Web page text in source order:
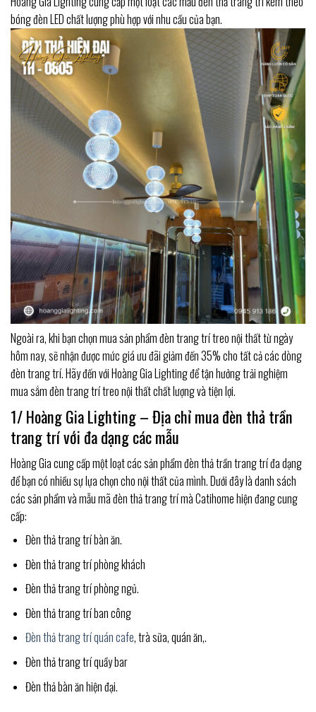
bóng đèn LED chất lượng phù hợp với nhu cầu của bạn.
Ngoài ra, khi bạn chọn mua sản phẩm đèn trang trí treo nội thất từ ngày
hôm nay, sẽ nhận được mức giá ưu đãi giảm đến 35% cho tất cả các dòng
đèn trang trí. Hãy đến với Hoàng Gia Lighting để tận hưởng trải nghiệm
mua sắm đèn trang trí treo nội thất chất lượng và tiện lợi.
1/ Hoàng Gia Lighting – Địa chỉ mua đèn thả trần
trang trí với đa dạng các mẫu
Hoàng Gia cung cấp một loạt các sản phẩm đèn thả trần trang trí đa dạng
để bạn có nhiều sự lựa chọn cho nội thất của mình. Dưới đây là danh sách
các sản phẩm và mẫu mã đèn thả trang trí mà Catihome hiện đang cung
cấp:
Đèn thả trang trí bàn ăn.
Đèn thả trang trí phòng khách
Đèn thả trang trí phòng ngủ.
Đèn thả trang trí ban công
Đèn thả trang trí quán cafe, trà sữa, quán ăn,.
Đèn thả trang trí quầy bar
Đèn thả bàn ăn hiện đại.